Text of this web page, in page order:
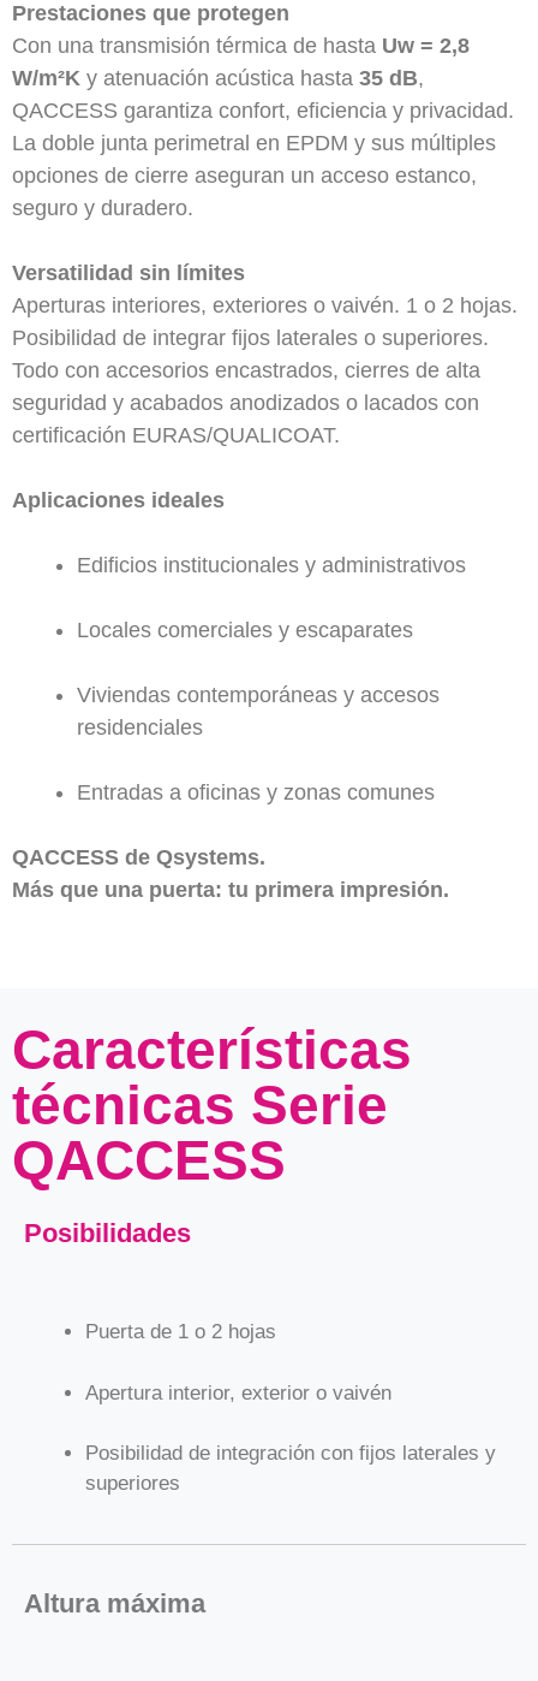
Prestaciones que protegen
Con una transmisión térmica de hasta Uw = 2,8
W/m²K y atenuación acústica hasta 35 dB,
QACCESS garantiza confort, eficiencia y privacidad.
La doble junta perimetral en EPDM y sus múltiples
opciones de cierre aseguran un acceso estanco,
seguro y duradero.
Versatilidad sin límites
Aperturas interiores, exteriores o vaivén. 1 o 2 hojas.
Posibilidad de integrar fijos laterales o superiores.
Todo con accesorios encastrados, cierres de alta
seguridad y acabados anodizados o lacados con
certificación EURAS/QUALICOAT.
Aplicaciones ideales
Edificios institucionales y administrativos
Locales comerciales y escaparates
Viviendas contemporáneas y accesos
residenciales
Entradas a oficinas y zonas comunes
QACCESS de Qsystems.
Más que una puerta: tu primera impresión.
Características
técnicas Serie
QACCESS
Posibilidades
Puerta de 1 o 2 hojas
Apertura interior, exterior o vaivén
Posibilidad de integración con fijos laterales y
superiores
Altura máxima